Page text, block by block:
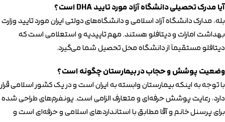
آیا مدرک تحصیلی دانشگاه آزاد مورد تایید DHA است؟
بله، مدارک دانشگاه آزاد اسلامی و دانشگاه‌های دولتی ایران مورد تایید وزارت
بهداشت امارات و دیتافلو هستند. مهم تاییدیه و استعلامی است که
دیتافلو مستقیماً از دانشگاه محل تحصیل شما می‌گیرد.
وضعیت پوشش و حجاب در بیمارستان چگونه است؟
با توجه به اینکه بیمارستان وابسته به ایران است و در یک کشور اسلامی قرار
دارد، رعایت پوشش حرفه‌ای و متعارف الزامی است. یونفرم‌های طراحی شده
برای پرسنل خانم و آقا مطابق با استانداردهای اسلامی و حرفه‌ای است و